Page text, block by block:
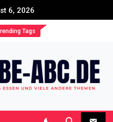
6, 2026
Tags
Blog